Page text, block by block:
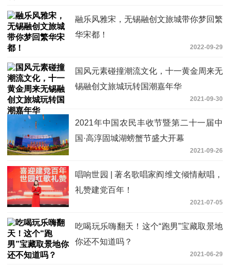
融乐风雅宋，无锡融创文旅城带你梦回繁
华宋都！
2022-09-29
国风元素碰撞潮流文化，十一黄金周来无
锡融创文旅城玩转国潮嘉年华
2021-09-30
2021年中国农民丰收节暨第二十一届中
国·高淳固城湖螃蟹节盛大开幕
2021-09-26
唱响世园 | 著名歌唱家阎维文倾情献唱，
礼赞建党百年！
2021-07-05
吃喝玩乐嗨翻天！这个“跑男”宝藏取景地
你还不知道吗？
2021-06-29